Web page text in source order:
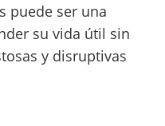
puede ser una
su vida útil sin
y disruptivas